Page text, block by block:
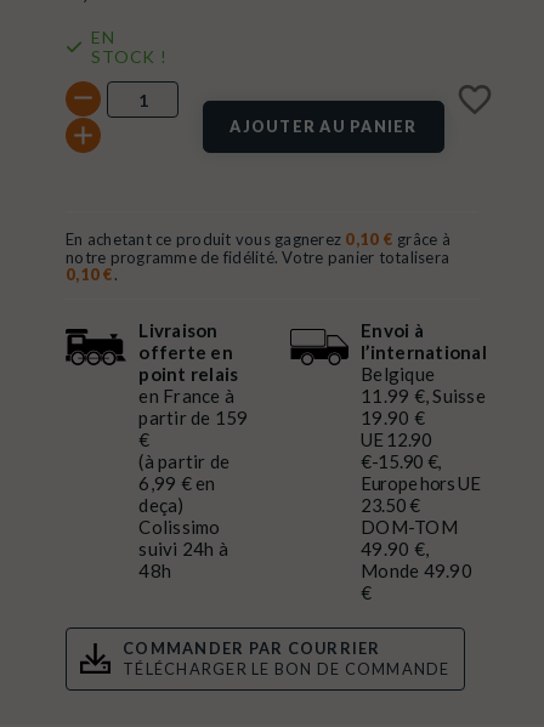
EN
STOCK !
AJOUTER AU PANIER
favorite_border
En achetant ce produit vous gagnerez 0,10 € grâce à
notre programme de fidélité. Votre panier totalisera
0,10 €.
Livraison
offerte en
point relais
en France à
partir de 159
€
(à partir de
6,99 € en
deça)
Colissimo
suivi 24h à
48h
Envoi à
l’international
Belgique
11.99 €, Suisse
19.90 €
UE 12.90
€-15.90 €,
Europe hors UE
23.50 €
DOM-TOM
49.90 €,
Monde 49.90
€
COMMANDER PAR COURRIER
TÉLÉCHARGER LE BON DE COMMANDE